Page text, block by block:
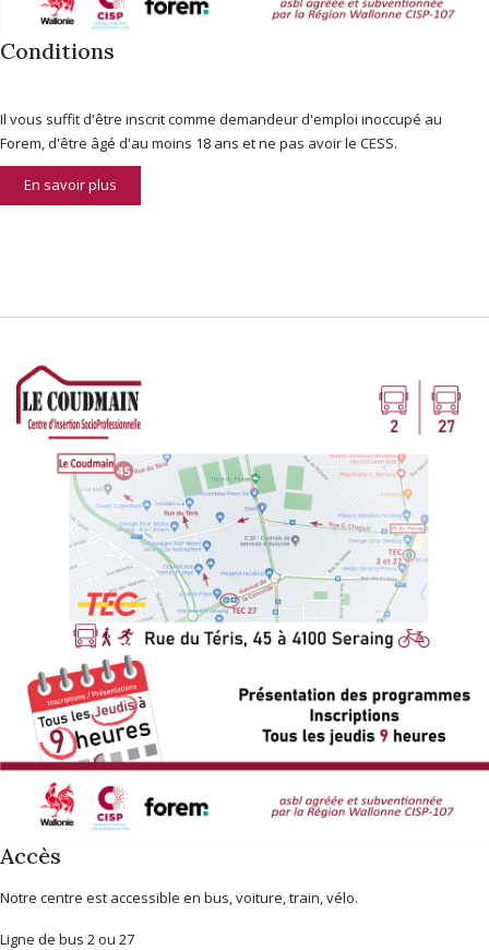
Conditions
Il vous suffit d'être inscrit comme demandeur d'emploi inoccupé au
Forem, d'être âgé d'au moins 18 ans et ne pas avoir le CESS.
En savoir plus
Accès
Notre centre est accessible en bus, voiture, train, vélo.
Ligne de bus 2 ou 27